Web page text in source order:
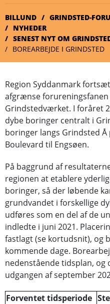
BILLUND
GRINDSTED-
NYHEDER
SENEST NYT OM
BOREARBEJDE I GRINDSTED
Region Syddanmark
afgrænse
Grindstedværket. I foråret
dybe boringer centralt i
boringer langs Grindsted
Boulevard til Engsøen.
På baggrund af
regionen at etablere
boringer, så der løbende
grundvandet i forskellige
udføres som en del af de
indledte i juni 2021.
fastlagt (se kortudsnit), og
kommende dage.
nedenstående tidsplan,
udgangen af september
Forventet tidsperiode